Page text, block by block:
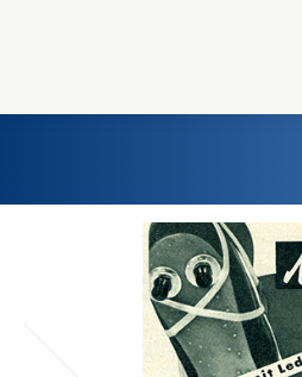
Einst und Heute
Marken